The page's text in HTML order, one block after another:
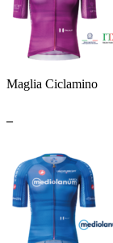
Maglia Ciclamino